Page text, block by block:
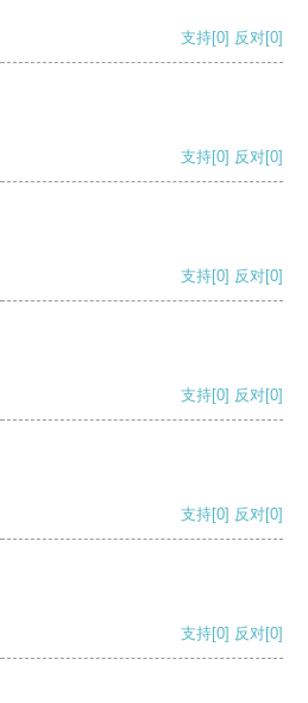
支持[0] 反对[0]
支持[0] 反对[0]
支持[0] 反对[0]
支持[0] 反对[0]
支持[0] 反对[0]
支持[0] 反对[0]